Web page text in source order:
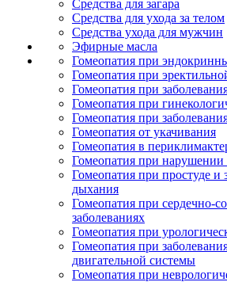
Средства для загара
Средства для ухода за телом
Средства ухода для мужчин
Эфирные масла
Гомеопатия при
Гомеопатия при
Гомеопатия при
Гомеопатия при
Гомеопатия при
Гомеопатия от укачивания
Гомеопатия в
Гомеопатия при нарушении
Гомеопатия при простуде и
дыхания
Гомеопатия при сердечно-
заболеваниях
Гомеопатия при
Гомеопатия при
двигательной системы
Гомеопатия при